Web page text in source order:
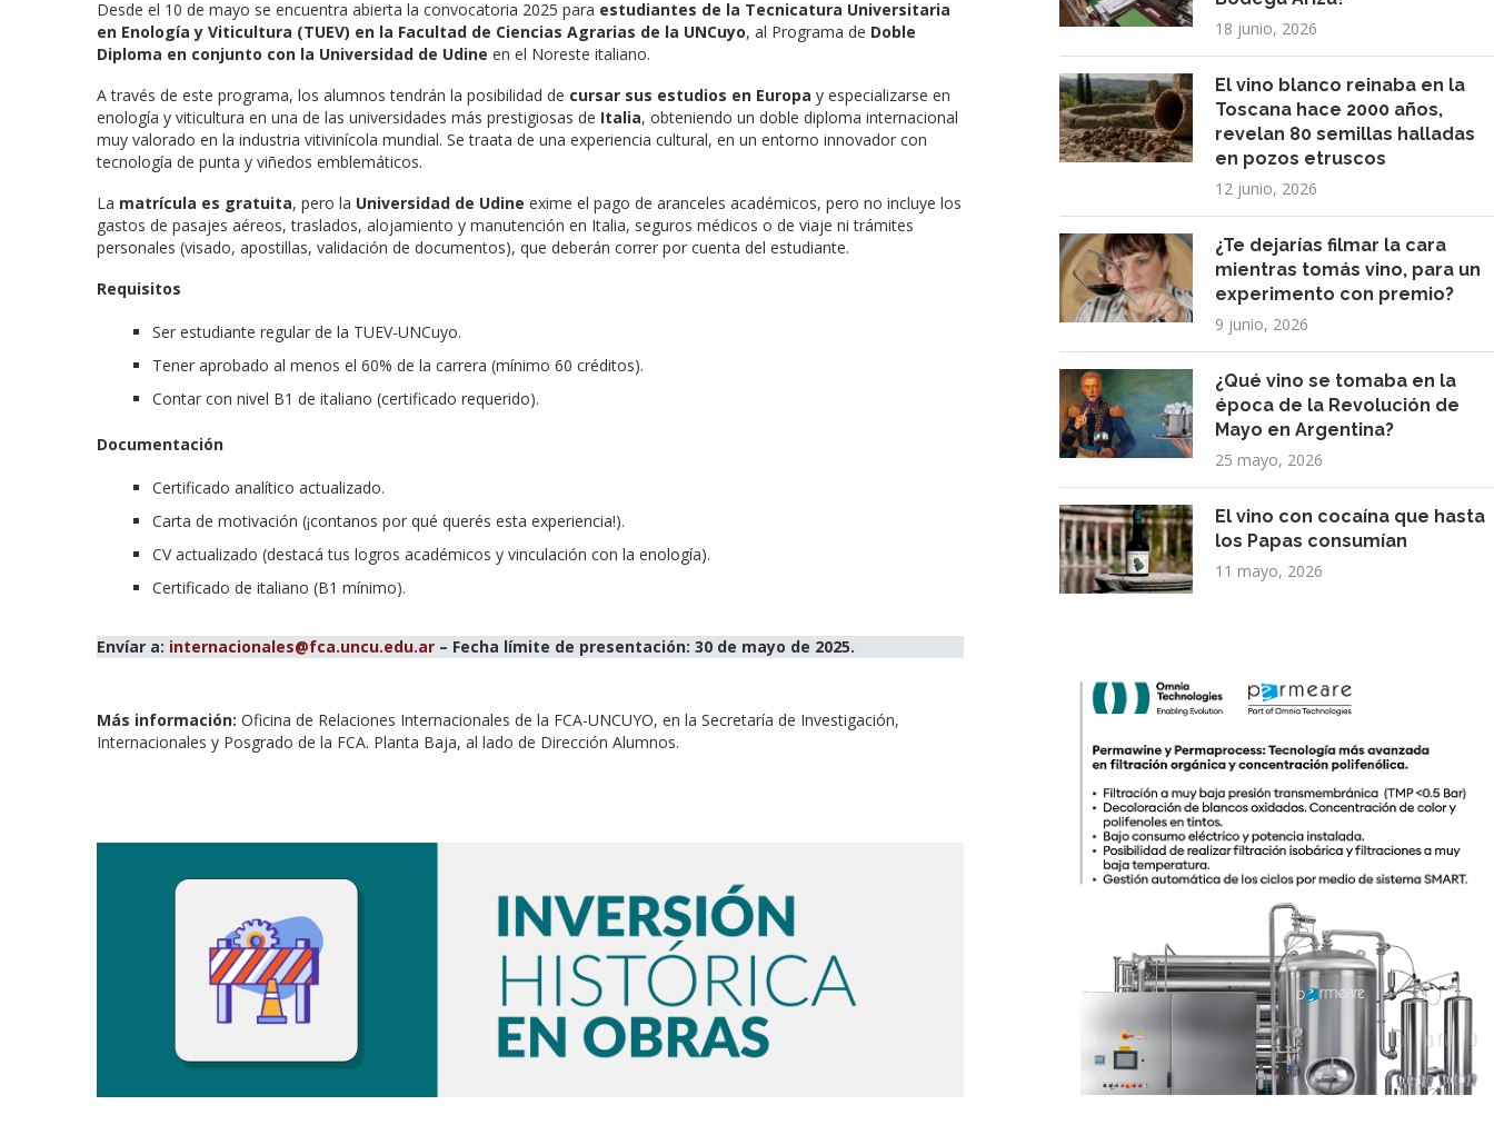
Desde el 10 de mayo se encuentra abierta la convocatoria 2025 para estudiantes de la Tecnicatura Universitaria
en Enología y Viticultura (TUEV) en la Facultad de Ciencias Agrarias de la UNCuyo, al Programa de Doble
Diploma en conjunto con la Universidad de Udine en el Noreste italiano.
A través de este programa, los alumnos tendrán la posibilidad de cursar sus estudios en Europa y especializarse en
enología y viticultura en una de las universidades más prestigiosas de Italia, obteniendo un doble diploma internacional
muy valorado en la industria vitivinícola mundial. Se traata de una experiencia cultural, en un entorno innovador con
tecnología de punta y viñedos emblemáticos.
La matrícula es gratuita, pero la Universidad de Udine exime el pago de aranceles académicos, pero no incluye los
gastos de pasajes aéreos, traslados, alojamiento y manutención en Italia, seguros médicos o de viaje ni trámites
personales (visado, apostillas, validación de documentos), que deberán correr por cuenta del estudiante.
Requisitos
Ser estudiante regular de la TUEV-UNCuyo.
Tener aprobado al menos el 60% de la carrera (mínimo 60 créditos).
Contar con nivel B1 de italiano (certificado requerido).
Documentación
Certificado analítico actualizado.
Carta de motivación (¡contanos por qué querés esta experiencia!).
CV actualizado (destacá tus logros académicos y vinculación con la enología).
Certificado de italiano (B1 mínimo).
Envíar a: internacionales@fca.uncu.edu.ar – Fecha límite de presentación: 30 de mayo de 2025.
Más información: Oficina de Relaciones Internacionales de la FCA-UNCUYO, en la Secretaría de Investigación,
Internacionales y Posgrado de la FCA. Planta Baja, al lado de Dirección Alumnos.
18 junio, 2026
El vino blanco reinaba en la
Toscana hace 2000 años,
revelan 80 semillas halladas
en pozos etruscos
12 junio, 2026
¿Te dejarías filmar la cara
mientras tomás vino, para un
experimento con premio?
9 junio, 2026
¿Qué vino se tomaba en la
época de la Revolución de
Mayo en Argentina?
25 mayo, 2026
El vino con cocaína que hasta
los Papas consumían
11 mayo, 2026